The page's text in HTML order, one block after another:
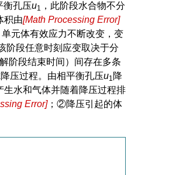
衡孔压u1 ，此阶段水合物不分
积由[Math Processing Error]
V 0
元体有效应力不断改变，变
阶段任意时刻应变取决于分
阶段结束时间）间存在多条
压过程。由相平衡孔压u1 降
生水和气体并随着降压过程排
Error]
′
；②降压引起的体